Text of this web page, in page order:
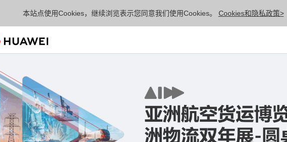
本站点使用Cookies，继续浏览表示您同意我们使用Cookies。 Cookies和隐私政策>